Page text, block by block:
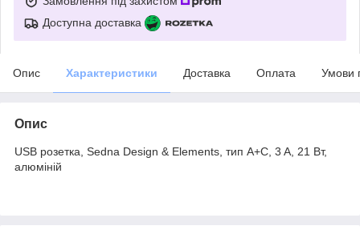
Доступна доставка
Опис Характеристики Доставка Оплата Умови
Опис
USB розетка, Sedna Design & Elements, тип A+C, 3 A, 21 Вт,
алюміній